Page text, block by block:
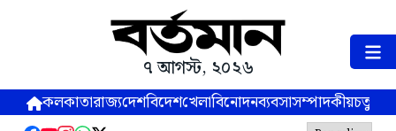
৭ আগস্ট, ২০২৬
কলকাতারাজ্যদেশবিদেশখেলাবিনোদনব্যবসাসম্পাদকীয়